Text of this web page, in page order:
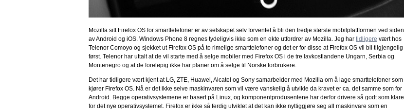
Mozilla sitt Firefox OS for smarttelefoner er av selskapet selv forventet å bli den tredje største mobilplattformen ved siden
av Android og iOS. Windows Phone 8 regnes tydeligvis ikke som en ekte utfordrer av Mozilla. Jeg har tidligere vært hos
Telenor Comoyo og sjekket ut Firefox OS på to rimelige smarttelefoner og det er for disse at Firefox OS vil bli tilgjengelig
først. Telenor har uttalt at de vil starte med å selge mobiler med Firefox OS i de tre lavkostlandene Ungarn, Serbia og
Montenegro og at de foreløpig ikke har planer om å selge til Norske forbrukere.
Det har tidligere vært kjent at LG, ZTE, Huawei, Alcatel og Sony samarbeider med Mozilla om å lage smarttelefoner som
kjører Firefox OS. Nå er det ikke selve maskinvaren som vil være vanskelig å utvikle da kravet er ca. det samme som for
Android. Begge operativsystemene er basert på Linux, og komponentprodusentene har derfor drivere så godt som klare
for det nye operativsystemet. Firefox er ikke så ferdig utviklet at det kan ikke nyttiggjøre seg all maskinvare som en